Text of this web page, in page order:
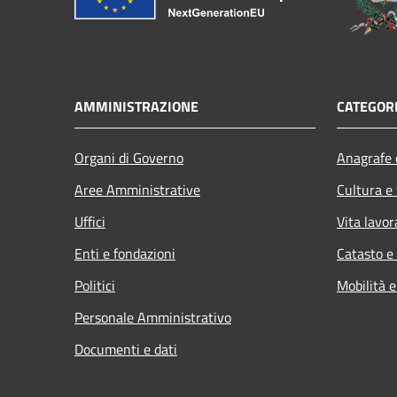
AMMINISTRAZIONE
Organi di Governo
Aree Amministrative
Uffici
Enti e fondazioni
Politici
Personale Amministrativo
Documenti e dati
Cultura
Vita
Catasto
Mobilità